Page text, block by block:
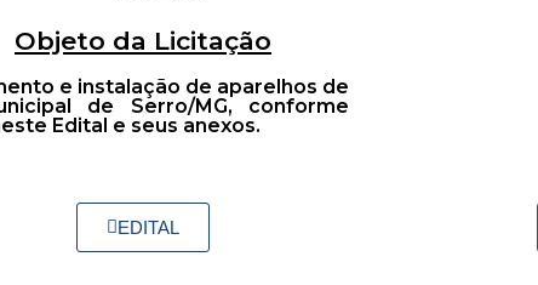
Objeto da Licitação
e instalação de aparelhos de
de Serro/MG, conforme
Edital e seus anexos.
EDITAL